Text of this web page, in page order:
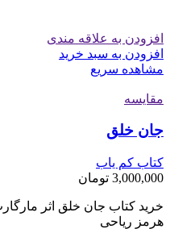
افزودن به علاقه مندی
افزودن به سبد خرید
مشاهده سریع
مقایسه
جان خلق
کتاب کم یاب
3,000,000 تومان
خرید کتاب جان خلق اثر
هرمز ریاحی